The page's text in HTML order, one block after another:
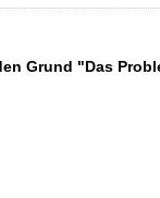
Grund "Das